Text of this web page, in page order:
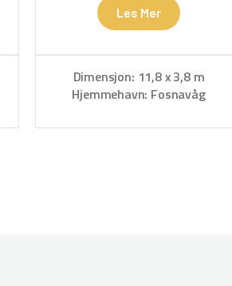
Les Mer
Dimensjon: 11,8 x 3,8 m
Hjemmehavn: Fosnavåg